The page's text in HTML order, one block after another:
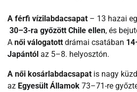
A férfi vízilabdacsapat – 13 hazai
30–3-ra győzött Chile ellen, és
A női válogatott drámai csatában
Japántól az 5–8. helyosztón.
A női kosárlabdacsapat is nagy
az Egyesült Államok 73–71-re